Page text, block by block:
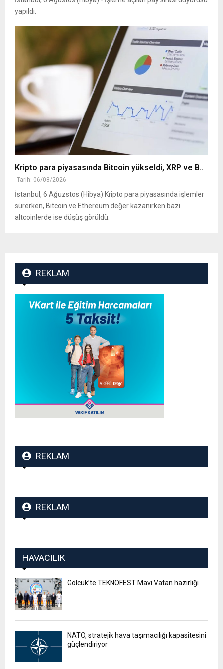
yapıldı.
Kripto para piyasasında Bitcoin yükseldi, XRP ve B..
Tarih: 06/08/2026
İstanbul, 6 Ağuzstos (Hibya) Kripto para piyasasında işlemler
sürerken, Bitcoin ve Ethereum değer kazanırken bazı
altcoinlerde ise düşüş görüldü.
REKLAM
REKLAM
REKLAM
HAVACILIK
Gölcük’te TEKNOFEST Mavi Vatan hazırlığı
NATO, stratejik hava taşımacılığı kapasitesini
güçlendiriyor